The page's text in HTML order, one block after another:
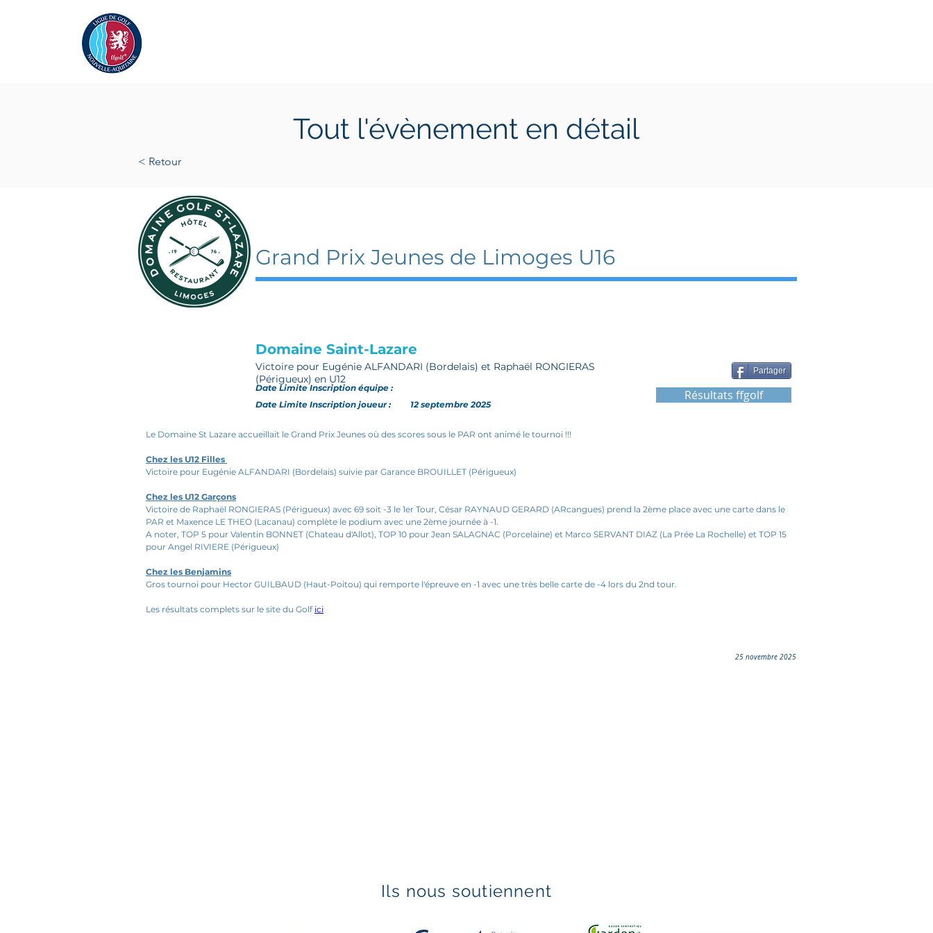
Tout l'évènement en détail
< Retour
Grand Prix Jeunes de Limoges U16
Domaine Saint-Lazare
Victoire pour Eugénie ALFANDARI (Bordelais) et Raphaël RONGIERAS
(Périgueux) en U12
Date Limite Inscription équipe :
Date Limite Inscription joueur :
12 septembre 2025
Partager
Résultats ffgolf
Le Domaine St Lazare accueillait le Grand Prix Jeunes où des scores sous le PAR ont animé le tournoi !!!
Chez les U12 Filles
Victoire pour Eugénie ALFANDARI (Bordelais) suivie par Garance BROUILLET (Périgueux)
Chez les U12 Garçons
Victoire de Raphaël RONGIERAS (Périgueux) avec 69 soit -3 le 1er Tour, César RAYNAUD GERARD (ARcangues) prend la 2ème place avec une carte dans le
PAR et Maxence LE THEO (Lacanau) complète le podium avec une 2ème journée à -1.
A noter, TOP 5 pour Valentin BONNET (Chateau d'Allot), TOP 10 pour Jean SALAGNAC (Porcelaine) et Marco SERVANT DIAZ (La Prée La Rochelle) et TOP 15
pour Angel RIVIERE (Périgueux)
Chez les Benjamins
Gros tournoi pour Hector GUILBAUD (Haut-Poitou) qui remporte l'épreuve en -1 avec une très belle carte de -4 lors du 2nd tour.
Les résultats complets sur le site du Golf ici
25 novembre 2025
Ils nous soutiennent